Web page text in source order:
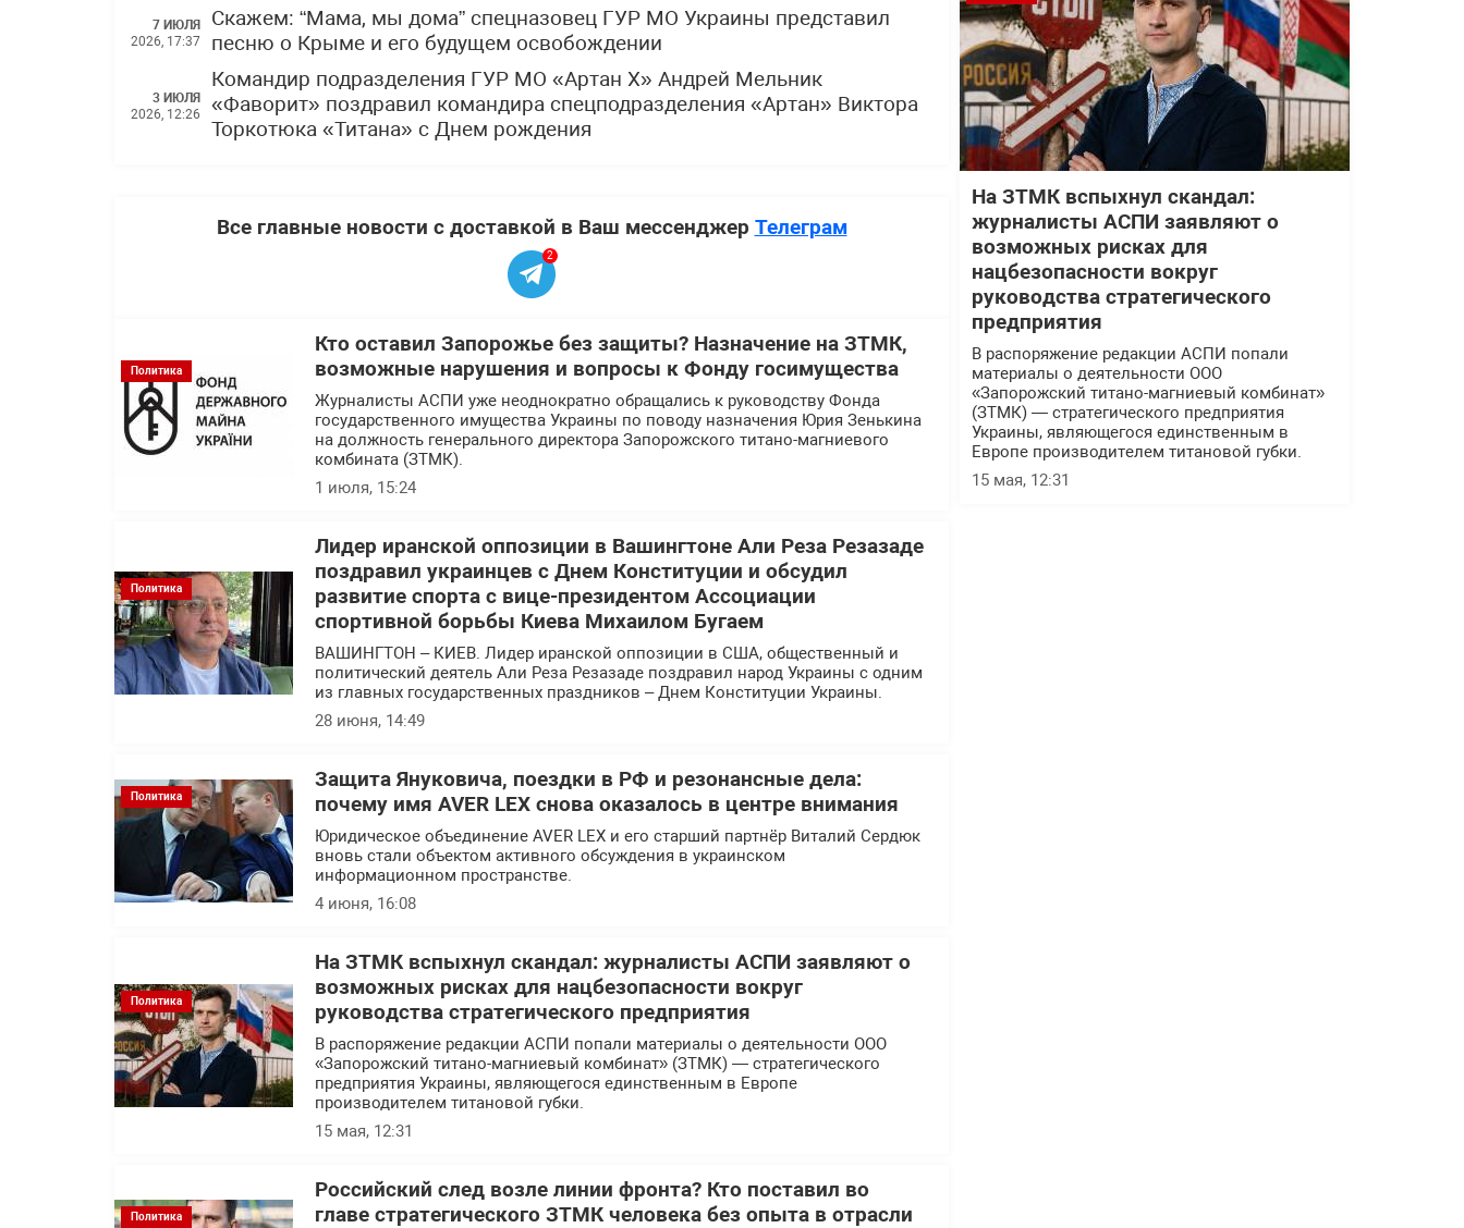
7 ИЮЛЯ
2026, 17:37
Скажем: “Мама, мы дома” спецназовец ГУР МО Украины представил
песню о Крыме и его будущем освобождении
3 ИЮЛЯ
2026, 12:26
Командир подразделения ГУР МО «Артан Х» Андрей Мельник
«Фаворит» поздравил командира спецподразделения «Артан» Виктора
Торкотюка «Титана» с Днем рождения
Все главные новости с доставкой в Ваш мессенджер Телеграм
2
Политика
Кто оставил Запорожье без защиты? Назначение на ЗТМК,
возможные нарушения и вопросы к Фонду госимущества
Журналисты АСПИ уже неоднократно обращались к руководству Фонда
государственного имущества Украины по поводу назначения Юрия Зенькина
на должность генерального директора Запорожского титано-магниевого
комбината (ЗТМК).
1 июля, 15:24
Политика
Лидер иранской оппозиции в Вашингтоне Али Реза Резазаде
поздравил украинцев с Днем Конституции и обсудил
развитие спорта с вице-президентом Ассоциации
спортивной борьбы Киева Михаилом Бугаем
ВАШИНГТОН – КИЕВ. Лидер иранской оппозиции в США, общественный и
политический деятель Али Реза Резазаде поздравил народ Украины с одним
из главных государственных праздников – Днем Конституции Украины.
28 июня, 14:49
Политика
Защита Януковича, поездки в РФ и резонансные дела:
почему имя AVER LEX снова оказалось в центре внимания
Юридическое объединение AVER LEX и его старший партнёр Виталий Сердюк
вновь стали объектом активного обсуждения в украинском
информационном пространстве.
4 июня, 16:08
Политика
На ЗТМК вспыхнул скандал: журналисты АСПИ заявляют о
возможных рисках для нацбезопасности вокруг
руководства стратегического предприятия
В распоряжение редакции АСПИ попали материалы о деятельности ООО
«Запорожский титано-магниевый комбинат» (ЗТМК) — стратегического
предприятия Украины, являющегося единственным в Европе
производителем титановой губки.
15 мая, 12:31
Политика
Российский след возле линии фронта? Кто поставил во
главе стратегического ЗТМК человека без опыта в отрасли
На ЗТМК вспыхнул скандал:
журналисты АСПИ заявляют о
возможных рисках для
нацбезопасности вокруг
руководства стратегического
предприятия
В распоряжение редакции АСПИ попали
материалы о деятельности ООО
«Запорожский титано-магниевый комбинат»
(ЗТМК) — стратегического предприятия
Украины, являющегося единственным в
Европе производителем титановой губки.
15 мая, 12:31